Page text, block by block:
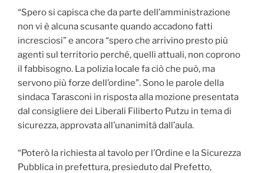
“Spero si capisca che da parte dell’amministrazione
non vi è alcuna scusante quando accadono fatti
incresciosi” e ancora “spero che arrivino presto più
agenti sul territorio perché, quelli attuali, non coprono
il fabbisogno. La polizia locale fa ciò che può, ma
servono più forze dell’ordine”. Sono le parole della
sindaca Tarasconi in risposta alla mozione presentata
dal consigliere dei Liberali Filiberto Putzu in tema di
sicurezza, approvata all’unanimità dall’aula.
“Poterò la richiesta al tavolo per l’Ordine e la Sicurezza
Pubblica in prefettura, presieduto dal Prefetto,